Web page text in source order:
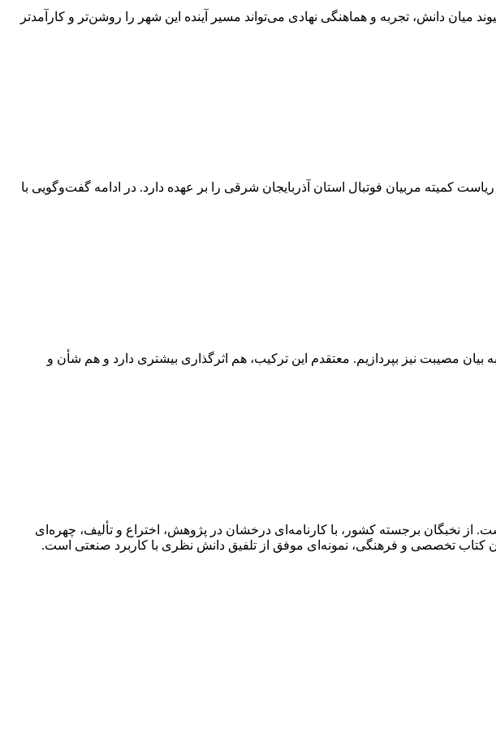
میان دانش، تجربه و هماهنگی نهادی می‌تواند مسیر آینده این شهر را روشن‌تر و کارآمدتر
کمیته مربیان فوتبال استان آذربایجان شرقی را بر عهده دارد. در ادامه گفت‌وگویی با
مصیبت نیز بپردازیم. معتقدم این ترکیب، هم اثرگذاری بیشتری دارد و هم شأن و
از نخبگان برجسته کشور، با کارنامه‌ای درخشان در پژوهش، اختراع و تألیف، چهره‌ای